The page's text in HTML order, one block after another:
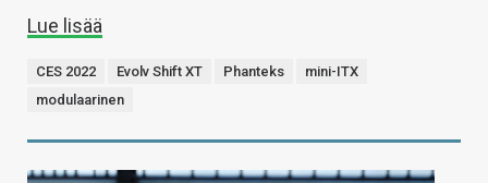
Lue lisää
CES 2022 Evolv Shift XT Phanteks
mini-ITX
modulaarinen